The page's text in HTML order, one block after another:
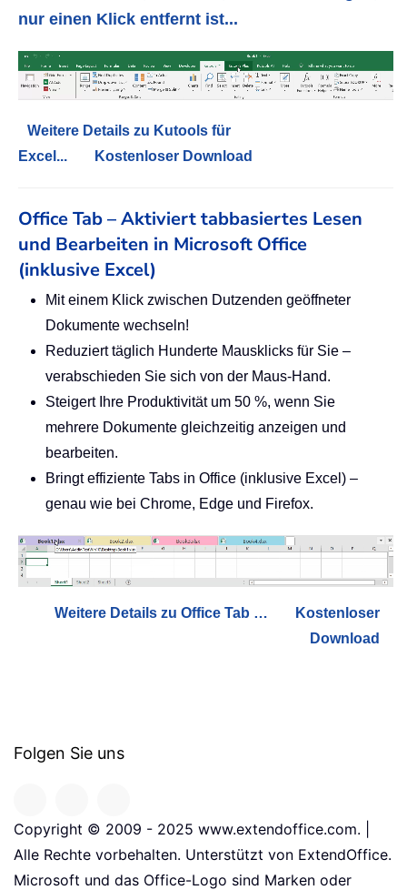
nur einen Klick entfernt ist...
Weitere Details zu Kutools für
Excel...
Kostenloser Download
Office Tab – Aktiviert tabbasiertes Lesen
und Bearbeiten in Microsoft Office
(inklusive Excel)
Mit einem Klick zwischen Dutzenden geöffneter
Dokumente wechseln!
Reduziert täglich Hunderte Mausklicks für Sie –
verabschieden Sie sich von der Maus-Hand.
Steigert Ihre Produktivität um 50 %, wenn Sie
mehrere Dokumente gleichzeitig anzeigen und
bearbeiten.
Bringt effiziente Tabs in Office (inklusive Excel) –
genau wie bei Chrome, Edge und Firefox.
Weitere Details zu Office Tab …
Kostenloser
Download
Folgen Sie uns
Copyright © 2009 - 2025 www.extendoffice.com. |
Alle Rechte vorbehalten. Unterstützt von ExtendOffice.
Microsoft und das Office-Logo sind Marken oder